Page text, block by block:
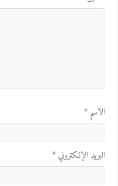
الاسم*
البريد الإلكتروني*